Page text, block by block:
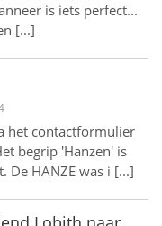
is iets perfect...
[...]
het contactformulier
begrip 'Hanzen' is
De HANZE was i [...]